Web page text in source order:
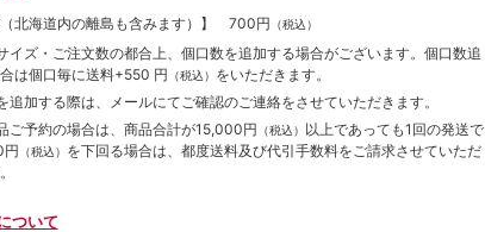
（北海道内の離島も含みます）】 700円 （税込）
イズ・ご注文数の都合上、個口数を追加する場合がございます。個口数追
は個口毎に送料+550 円 （税込） をいただきます。
追加する際は、メールにてご確認のご連絡をさせていただきます。
ご予約の場合は、商品合計が15,000円 （税込） 以上であっても1回の発送で
円 （税込） を下回る場合は、都度送料及び代引手数料をご請求させていただ
ついて